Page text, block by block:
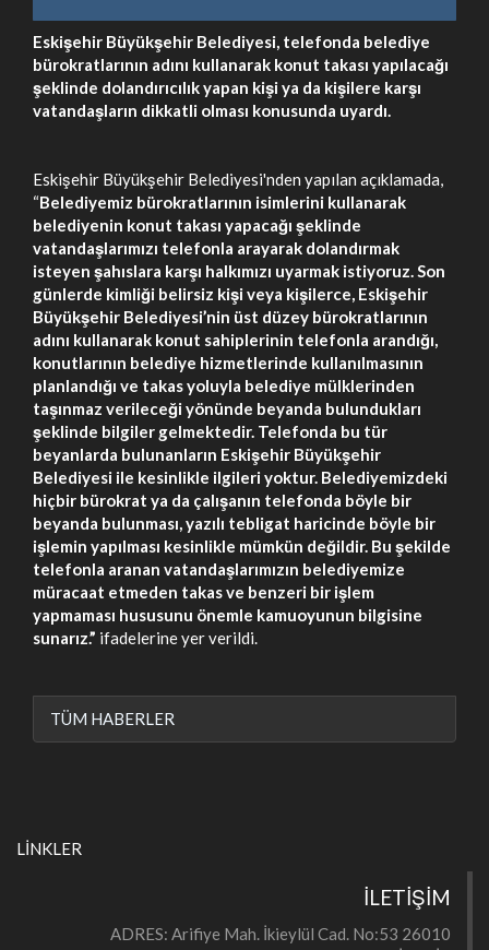
Eskişehir Büyükşehir Belediyesi, telefonda belediye
bürokratlarının adını kullanarak konut takası yapılacağı
şeklinde dolandırıcılık yapan kişi ya da kişilere karşı
vatandaşların dikkatli olması konusunda uyardı.
Eskişehir Büyükşehir Belediyesi'nden yapılan açıklamada,
“Belediyemiz bürokratlarının isimlerini kullanarak
belediyenin konut takası yapacağı şeklinde
vatandaşlarımızı telefonla arayarak dolandırmak
isteyen şahıslara karşı halkımızı uyarmak istiyoruz. Son
günlerde kimliği belirsiz kişi veya kişilerce, Eskişehir
Büyükşehir Belediyesi’nin üst düzey bürokratlarının
adını kullanarak konut sahiplerinin telefonla arandığı,
konutlarının belediye hizmetlerinde kullanılmasının
planlandığı ve takas yoluyla belediye mülklerinden
taşınmaz verileceği yönünde beyanda bulundukları
şeklinde bilgiler gelmektedir. Telefonda bu tür
beyanlarda bulunanların Eskişehir Büyükşehir
Belediyesi ile kesinlikle ilgileri yoktur. Belediyemizdeki
hiçbir bürokrat ya da çalışanın telefonda böyle bir
beyanda bulunması, yazılı tebligat haricinde böyle bir
işlemin yapılması kesinlikle mümkün değildir. Bu şekilde
telefonla aranan vatandaşlarımızın belediyemize
müracaat etmeden takas ve benzeri bir işlem
yapmaması hususunu önemle kamuoyunun bilgisine
sunarız.” ifadelerine yer verildi.
TÜM HABERLER
LİNKLER
İLETİŞİM
ADRES: Arifiye Mah. İkieylül Cad. No:53 26010